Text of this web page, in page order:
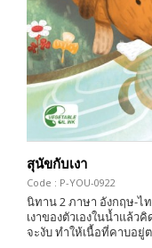
สุนัขกับเงา
Code : P-YOU-0922
นิทาน 2 ภาษา อังกฤษ-ไ
เงาของตัวเองในน้ำแล้ว
จะงับ ทำให้เนื้อที่คาบอยู่